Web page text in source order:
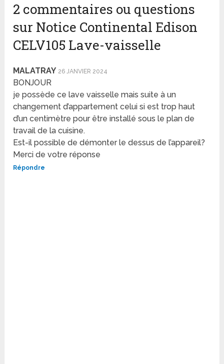
2 commentaires ou questions
sur Notice Continental Edison
CELV105 Lave-vaisselle
MALATRAY 26 JANVIER 2024
BONJOUR
je possède ce lave vaisselle mais suite à un
changement d’appartement celui si est trop haut
d’un centimètre pour être installé sous le plan de
travail de la cuisine.
Est-il possible de démonter le dessus de l’appareil?
Merci de votre réponse
Répondre